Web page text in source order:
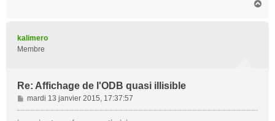
kalimero
Membre
Re: Affichage de l'ODB quasi illisible
M
e
mardi 13 janvier 2015, 17:37:57